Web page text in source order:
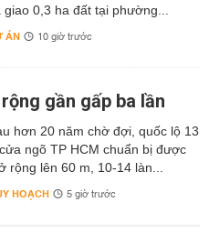
giao 0,3 ha đất tại phường...
ÁN 10 giờ trước
gần gấp ba lần
hơn 20 năm chờ đợi, quốc lộ 13
ngõ TP HCM chuẩn bị được
rộng lên 60 m, 10-14 làn...
HOẠCH 5 giờ trước